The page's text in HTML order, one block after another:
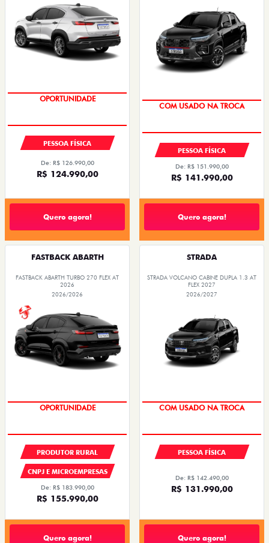
OPORTUNIDADE
PESSOA FÍSICA
De: R$ 126.990,00
R$ 124.990,00
Quero agora!
COM USADO NA TROCA
PESSOA FÍSICA
De: R$ 151.990,00
R$ 141.990,00
Quero agora!
FASTBACK ABARTH
FASTBACK ABARTH TURBO 270 FLEX AT
2026
2026/2026
OPORTUNIDADE
PRODUTOR RURAL
CNPJ E MICROEMPRESAS
De: R$ 183.990,00
R$ 155.990,00
Quero agora!
STRADA
STRADA VOLCANO CABINE DUPLA 1.3 AT
FLEX 2027
2026/2027
COM USADO NA TROCA
PESSOA FÍSICA
De: R$ 142.490,00
R$ 131.990,00
Quero agora!